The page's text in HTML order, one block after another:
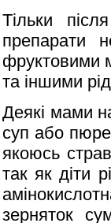
Тільки
препарати
фруктовими
та іншими
Деякі мами
суп або
якоюсь
так як діти
зерняток